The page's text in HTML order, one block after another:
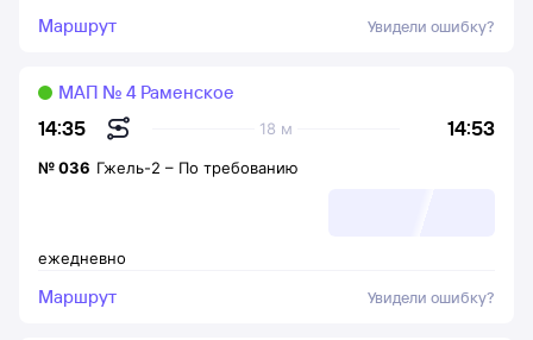
Маршрут Увидели ошибку?
14:35 14:53
18 м
МАП № 4 Раменское
ежедневно
№036 Гжель-2 – По требованию
Маршрут Увидели ошибку?